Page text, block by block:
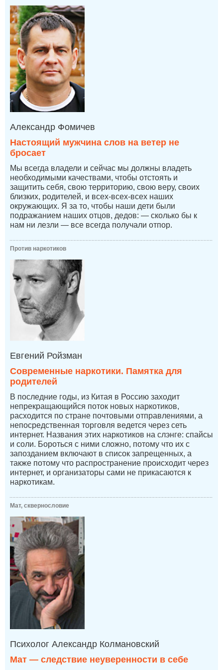
Александр Фомичев
Настоящий мужчина слов на ветер не
бросает
Мы всегда владели и сейчас мы должны владеть
необходимыми качествами, чтобы отстоять и
защитить себя, свою территорию, свою веру, своих
близких, родителей, и всех-всех-всех наших
окружающих. Я за то, чтобы наши дети были
подражанием наших отцов, дедов: — сколько бы к
нам ни лезли — все всегда получали отпор.
Против наркотиков
Евгений Ройзман
Современные наркотики. Памятка для
родителей
В последние годы, из Китая в Россию заходит
непрекращающийся поток новых наркотиков,
расходится по стране почтовыми отправлениями, а
непосредственная торговля ведется через сеть
интернет. Названия этих наркотиков на слэнге: спайсы
и соли. Бороться с ними сложно, потому что их с
запозданием включают в список запрещенных, а
также потому что распространение происходит через
интернет, и организаторы сами не прикасаются к
наркотикам.
Мат, сквернословие
Психолог Александр Колмановский
Мат — следствие неуверенности в себе